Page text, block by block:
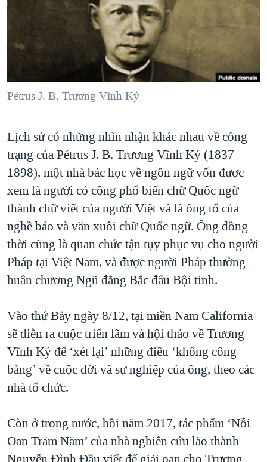
NGƯỜI VIỆT HẢI NGOẠI
SỨC KHOẺ
THỂ THAO
GIÁO DỤC
HÀNH TRÌNH BẦU CỬ 2024
MỘT NĂM CHIẾN TRANH TẠI DẢI GAZA
GIẢI MÃ VÀNH ĐAI & CON ĐƯỜNG
GROUND ZERO – XƯA VÀ NAY
CHI PHÍ CHIẾN TRANH AFGHANISTAN
CÁC GIÁ TRỊ CỘNG HÒA Ở VIỆT NAM
THƯỢNG ĐỈNH TRUMP-KIM TẠI VIỆT NAM
TRỊNH VĨNH BÌNH VS. CHÍNH PHỦ VIỆT NAM
NGƯ DÂN VIỆT VÀ LÀN SÓNG TRỘM HẢI SÂM
BÊN KIA QUỐC LỘ: TIẾNG VỌNG TỪ NÔNG THÔN MỸ
QUAN HỆ VIỆT MỸ
Pétrus J. B. Trương Vĩnh Ký
Lịch sử có những nhìn nhận khác nhau về công
trạng của Pétrus J. B. Trương Vĩnh Ký (1837-
1898), một nhà bác học về ngôn ngữ vốn được
xem là người có công phổ biến chữ Quốc ngữ
thành chữ viết của người Việt và là ông tổ của
nghề báo và văn xuôi chữ Quốc ngữ. Ông đồng
thời cũng là quan chức tận tụy phục vụ cho người
Pháp tại Việt Nam, và được người Pháp thưởng
huân chương Ngũ đẳng Bắc đẩu Bội tinh.
Vào thứ Bảy ngày 8/12, tại miền Nam California
sẽ diễn ra cuộc triển lãm và hội thảo về Trương
Vĩnh Ký để ‘xét lại’ những điều ‘không công
bằng’ về cuộc đời và sự nghiệp của ông, theo các
nhà tổ chức.
Còn ở trong nước, hồi năm 2017, tác phẩm ‘Nỗi
Oan Trăm Năm’ của nhà nghiên cứu lão thành